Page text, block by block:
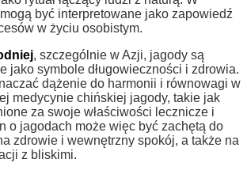
być interpretowane jako zapowiedź
w życiu osobistym.
, szczególnie w Azji, jagody są
jako symbole długowieczności i zdrowia.
dążenie do harmonii i równowagi w
medycynie chińskiej jagody, takie jak
za swoje właściwości lecznicze i
o jagodach może więc być zachętą do
zdrowie i wewnętrzny spokój, a także na
z bliskimi.